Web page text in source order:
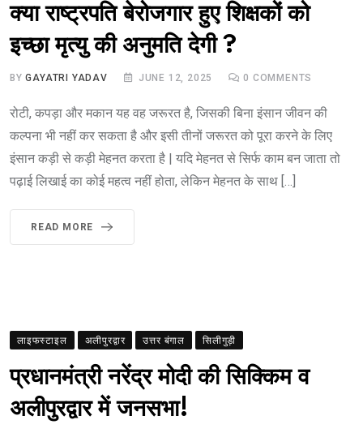
क्या राष्ट्रपति बेरोजगार हुए शिक्षकों को
इच्छा मृत्यु की अनुमति देगी ?
BYGAYATRI YADAV JUNE 12, 2025 0 COMMENTS
रोटी, कपड़ा और मकान यह वह जरूरत है, जिसकी बिना इंसान जीवन की
कल्पना भी नहीं कर सकता है और इसी तीनों जरूरत को पूरा करने के लिए
इंसान कड़ी से कड़ी मेहनत करता है | यदि मेहनत से सिर्फ काम बन जाता तो
पढ़ाई लिखाई का कोई महत्व नहीं होता, लेकिन मेहनत के साथ […]
READ MORE
लाइफस्टाइल अलीपुरद्वार उत्तर बंगाल सिलीगुड़ी
प्रधानमंत्री नरेंद्र मोदी की सिक्किम व
अलीपुरद्वार में जनसभा!